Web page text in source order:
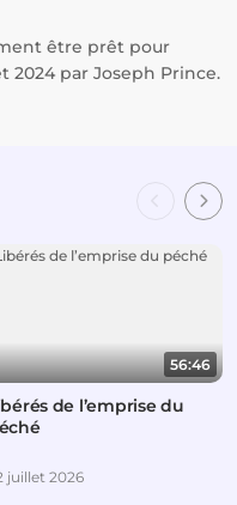
être prêt pour
2024 par Joseph Prince.
56:46
de l’emprise du
juillet 2026